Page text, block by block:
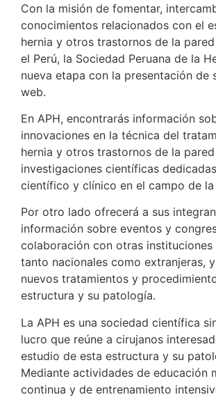
Con la misión de fomentar,
conocimientos relacionados con el
hernia y otros trastornos de la
el Perú, la Sociedad Peruana de la
nueva etapa con la presentación de
web.
En APH, encontrarás información
innovaciones en la técnica del
hernia y otros trastornos de la
investigaciones científicas
científico y clínico en el campo de la
Por otro lado ofrecerá a sus
información sobre eventos y
colaboración con otras instituciones
tanto nacionales como extranjeras,
nuevos tratamientos y
estructura y su patología.
La APH es una sociedad científica
lucro que reúne a cirujanos
estudio de esta estructura y su
Mediante actividades de educación
continua y de entrenamiento